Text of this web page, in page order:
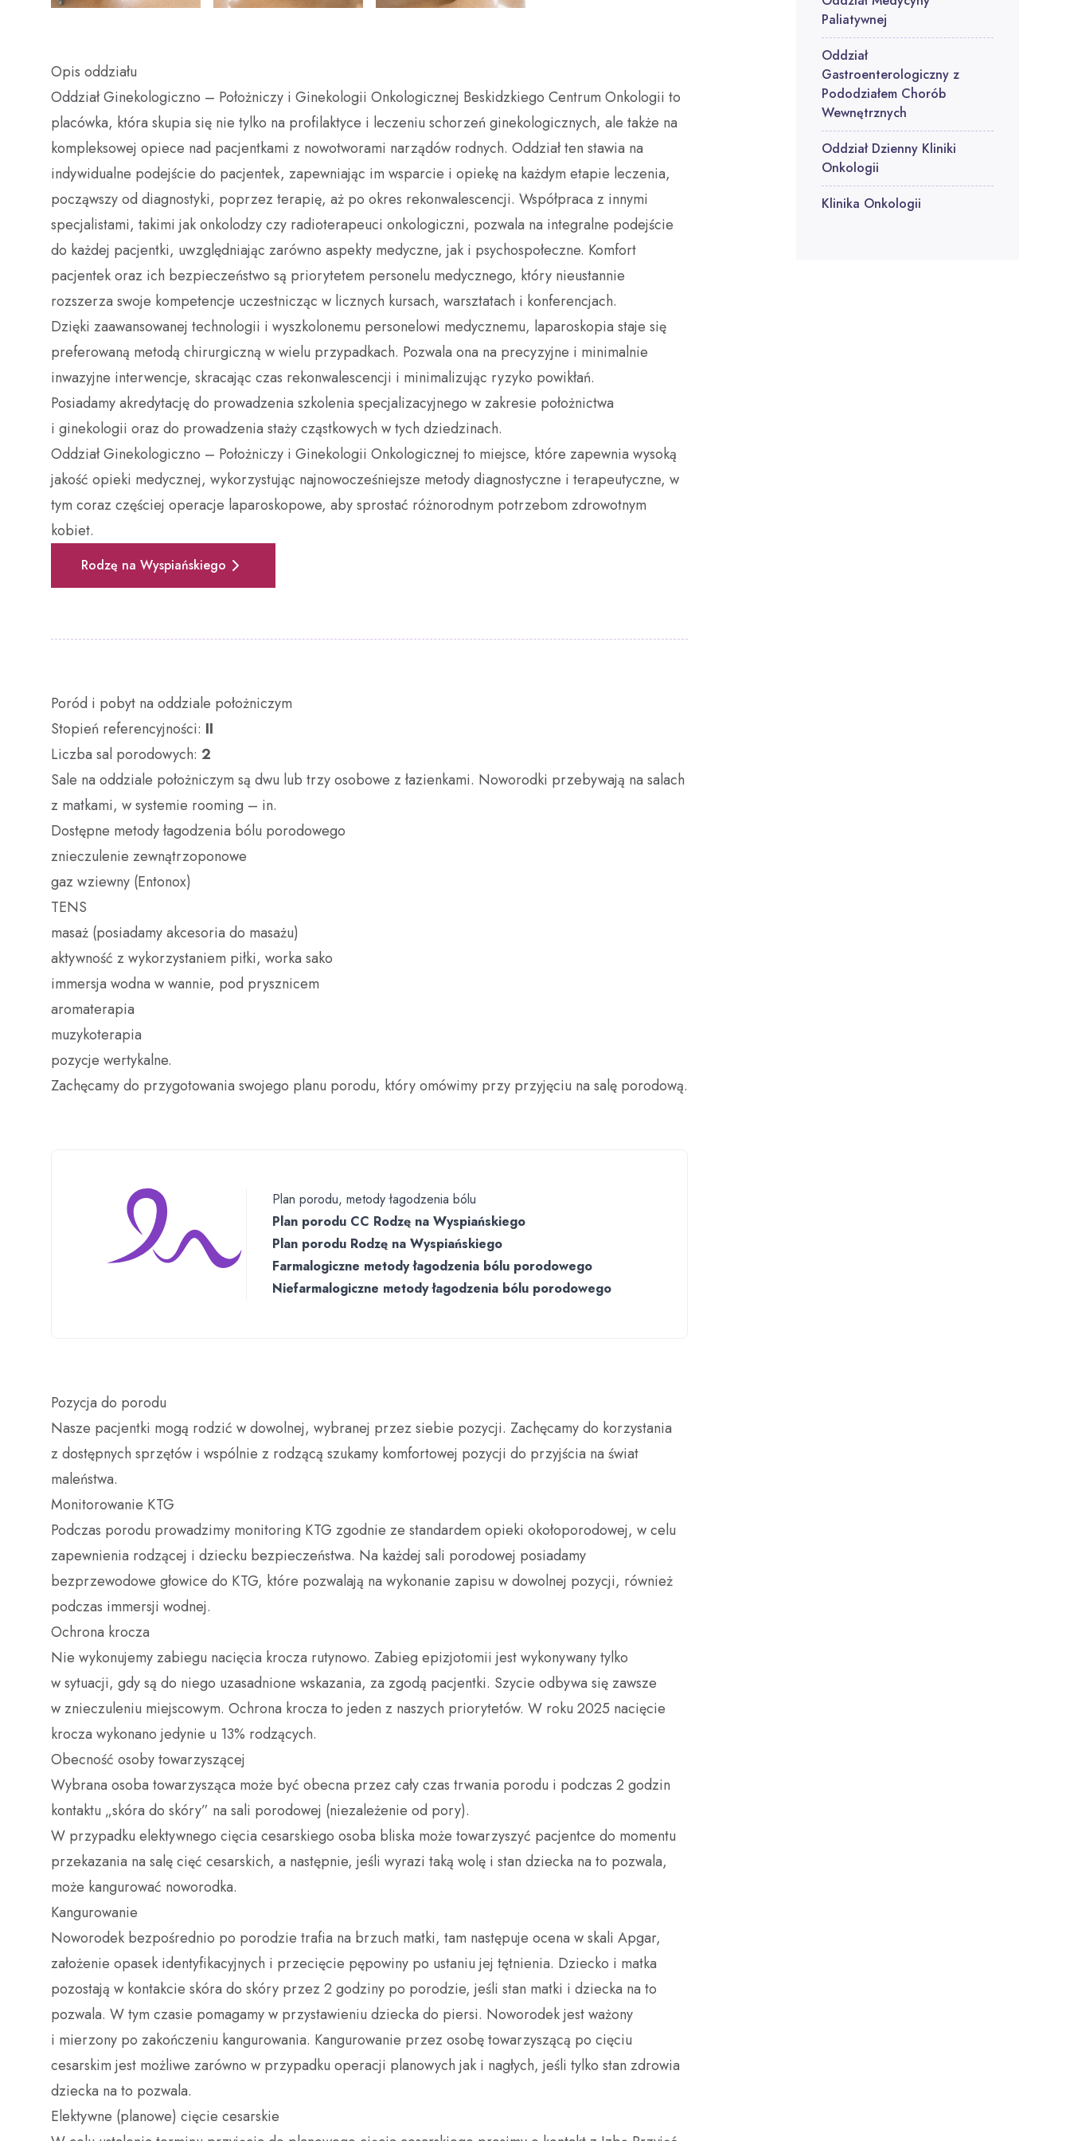
Dobry Posiłek
Opis oddziału
Oddział Ginekologiczno – Położniczy i Ginekologii Onkologicznej Beskidzkiego Centrum Onkologii to
placówka, która skupia się nie tylko na profilaktyce i leczeniu schorzeń ginekologicznych, ale także na
kompleksowej opiece nad pacjentkami z nowotworami narządów rodnych. Oddział ten stawia na
indywidualne podejście do pacjentek, zapewniając im wsparcie i opiekę na każdym etapie leczenia,
począwszy od diagnostyki, poprzez terapię, aż po okres rekonwalescencji. Współpraca z innymi
specjalistami, takimi jak onkolodzy czy radioterapeuci onkologiczni, pozwala na integralne podejście
do każdej pacjentki, uwzględniając zarówno aspekty medyczne, jak i psychospołeczne. Komfort
pacjentek oraz ich bezpieczeństwo są priorytetem personelu medycznego, który nieustannie
rozszerza swoje kompetencje uczestnicząc w licznych kursach, warsztatach i konferencjach.
Dzięki zaawansowanej technologii i wyszkolonemu personelowi medycznemu, laparoskopia staje się
preferowaną metodą chirurgiczną w wielu przypadkach. Pozwala ona na precyzyjne i minimalnie
inwazyjne interwencje, skracając czas rekonwalescencji i minimalizując ryzyko powikłań.
Posiadamy akredytację do prowadzenia szkolenia specjalizacyjnego w zakresie położnictwa
i ginekologii oraz do prowadzenia staży cząstkowych w tych dziedzinach.
Oddział Ginekologiczno – Położniczy i Ginekologii Onkologicznej to miejsce, które zapewnia wysoką
jakość opieki medycznej, wykorzystując najnowocześniejsze metody diagnostyczne i terapeutyczne, w
tym coraz częściej operacje laparoskopowe, aby sprostać różnorodnym potrzebom zdrowotnym
kobiet.
Rodzę na Wyspiańskiego
Poród i pobyt na oddziale położniczym
Stopień referencyjności: II
Liczba sal porodowych: 2
Sale na oddziale położniczym są dwu lub trzy osobowe z łazienkami. Noworodki przebywają na salach
z matkami, w systemie rooming – in.
Dostępne metody łagodzenia bólu porodowego
znieczulenie zewnątrzoponowe
gaz wziewny (Entonox)
TENS
masaż (posiadamy akcesoria do masażu)
aktywność z wykorzystaniem piłki, worka sako
immersja wodna w wannie, pod prysznicem
aromaterapia
muzykoterapia
pozycje wertykalne.
Zachęcamy do przygotowania swojego planu porodu, który omówimy przy przyjęciu na salę porodową.
Plan porodu, metody łagodzenia bólu
Plan porodu CC Rodzę na Wyspiańskiego
Plan porodu Rodzę na Wyspiańskiego
Farmalogiczne metody łagodzenia bólu porodowego
Niefarmalogiczne metody łagodzenia bólu porodowego
Pozycja do porodu
Nasze pacjentki mogą rodzić w dowolnej, wybranej przez siebie pozycji. Zachęcamy do korzystania
z dostępnych sprzętów i wspólnie z rodzącą szukamy komfortowej pozycji do przyjścia na świat
maleństwa.
Monitorowanie KTG
Podczas porodu prowadzimy monitoring KTG zgodnie ze standardem opieki okołoporodowej, w celu
zapewnienia rodzącej i dziecku bezpieczeństwa. Na każdej sali porodowej posiadamy
bezprzewodowe głowice do KTG, które pozwalają na wykonanie zapisu w dowolnej pozycji, również
podczas immersji wodnej.
Ochrona krocza
Nie wykonujemy zabiegu nacięcia krocza rutynowo. Zabieg epizjotomii jest wykonywany tylko
w sytuacji, gdy są do niego uzasadnione wskazania, za zgodą pacjentki. Szycie odbywa się zawsze
w znieczuleniu miejscowym. Ochrona krocza to jeden z naszych priorytetów. W roku 2025 nacięcie
krocza wykonano jedynie u 13% rodzących.
Obecność osoby towarzyszącej
Wybrana osoba towarzysząca może być obecna przez cały czas trwania porodu i podczas 2 godzin
kontaktu „skóra do skóry” na sali porodowej (niezależenie od pory).
W przypadku elektywnego cięcia cesarskiego osoba bliska może towarzyszyć pacjentce do momentu
przekazania na salę cięć cesarskich, a następnie, jeśli wyrazi taką wolę i stan dziecka na to pozwala,
może kangurować noworodka.
Kangurowanie
Noworodek bezpośrednio po porodzie trafia na brzuch matki, tam następuje ocena w skali Apgar,
założenie opasek identyfikacyjnych i przecięcie pępowiny po ustaniu jej tętnienia. Dziecko i matka
pozostają w kontakcie skóra do skóry przez 2 godziny po porodzie, jeśli stan matki i dziecka na to
pozwala. W tym czasie pomagamy w przystawieniu dziecka do piersi. Noworodek jest ważony
i mierzony po zakończeniu kangurowania. Kangurowanie przez osobę towarzyszącą po cięciu
cesarskim jest możliwe zarówno w przypadku operacji planowych jak i nagłych, jeśli tylko stan zdrowia
dziecka na to pozwala.
Elektywne (planowe) cięcie cesarskie
Paliatywnej
Oddział
Gastroenterologiczny z
Pododziałem Chorób
Wewnętrznych
Oddział Dzienny Kliniki
Onkologii
Klinika Onkologii